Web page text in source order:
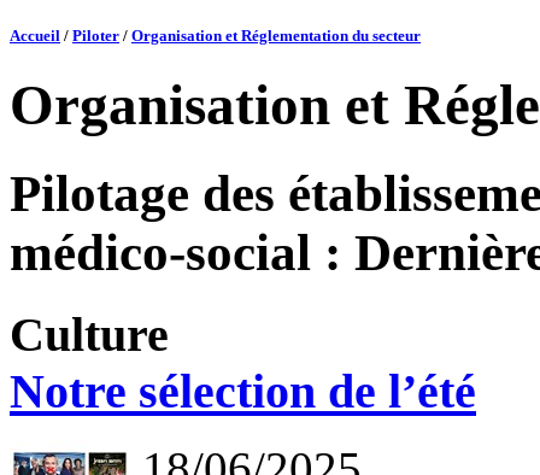
Accueil / Piloter / Organisation et Réglementation du secteur
Organisation et
Pilotage des
médico-social :
Culture
Notre sélection de l’été